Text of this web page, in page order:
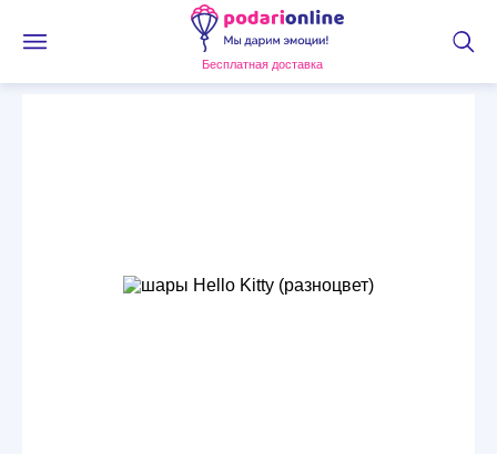
Бесплатная доставка